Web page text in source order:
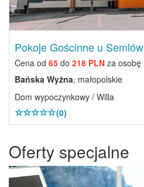
Pokoje Gościnne u Semlów
Cena od 65 do 218 PLN za osobę
Bańska Wyżna, małopolskie
Dom wypoczynkowy / Willa
(0)
Oferty specjalne